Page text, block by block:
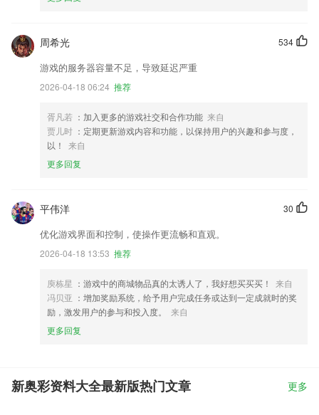
534
周希光
游戏的服务器容量不足，导致延迟严重
2026-04-18 06:24 推荐
胥凡若 ：加入更多的游戏社交和合作功能 来自
贾儿时 ：定期更新游戏内容和功能，以保持用户的兴趣和参与度，
以！
来自
更多回复
30
平伟洋
优化游戏界面和控制，使操作更流畅和直观。
2026-04-18 13:53 推荐
庾栋星 ：游戏中的商城物品真的太诱人了，我好想买买买！
来自
冯贝亚 ：增加奖励系统，给予用户完成任务或达到一定成就时的奖
励，激发用户的参与和投入度。
来自
更多回复
新奥彩资料大全最新版热门文章 更多